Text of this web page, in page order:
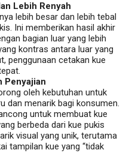
Lebih Renyah
lebih besar dan lebih tebal
Ini memberikan hasil akhir
bagian luar yang lebih
kontras antara luar yang
penggunaan cetakan kue
Penyajian
oleh kebutuhan untuk
dan menarik bagi konsumen.
untuk membuat kue
berbeda dari kue pukis
visual yang unik, terutama
tampilan kue yang “tidak